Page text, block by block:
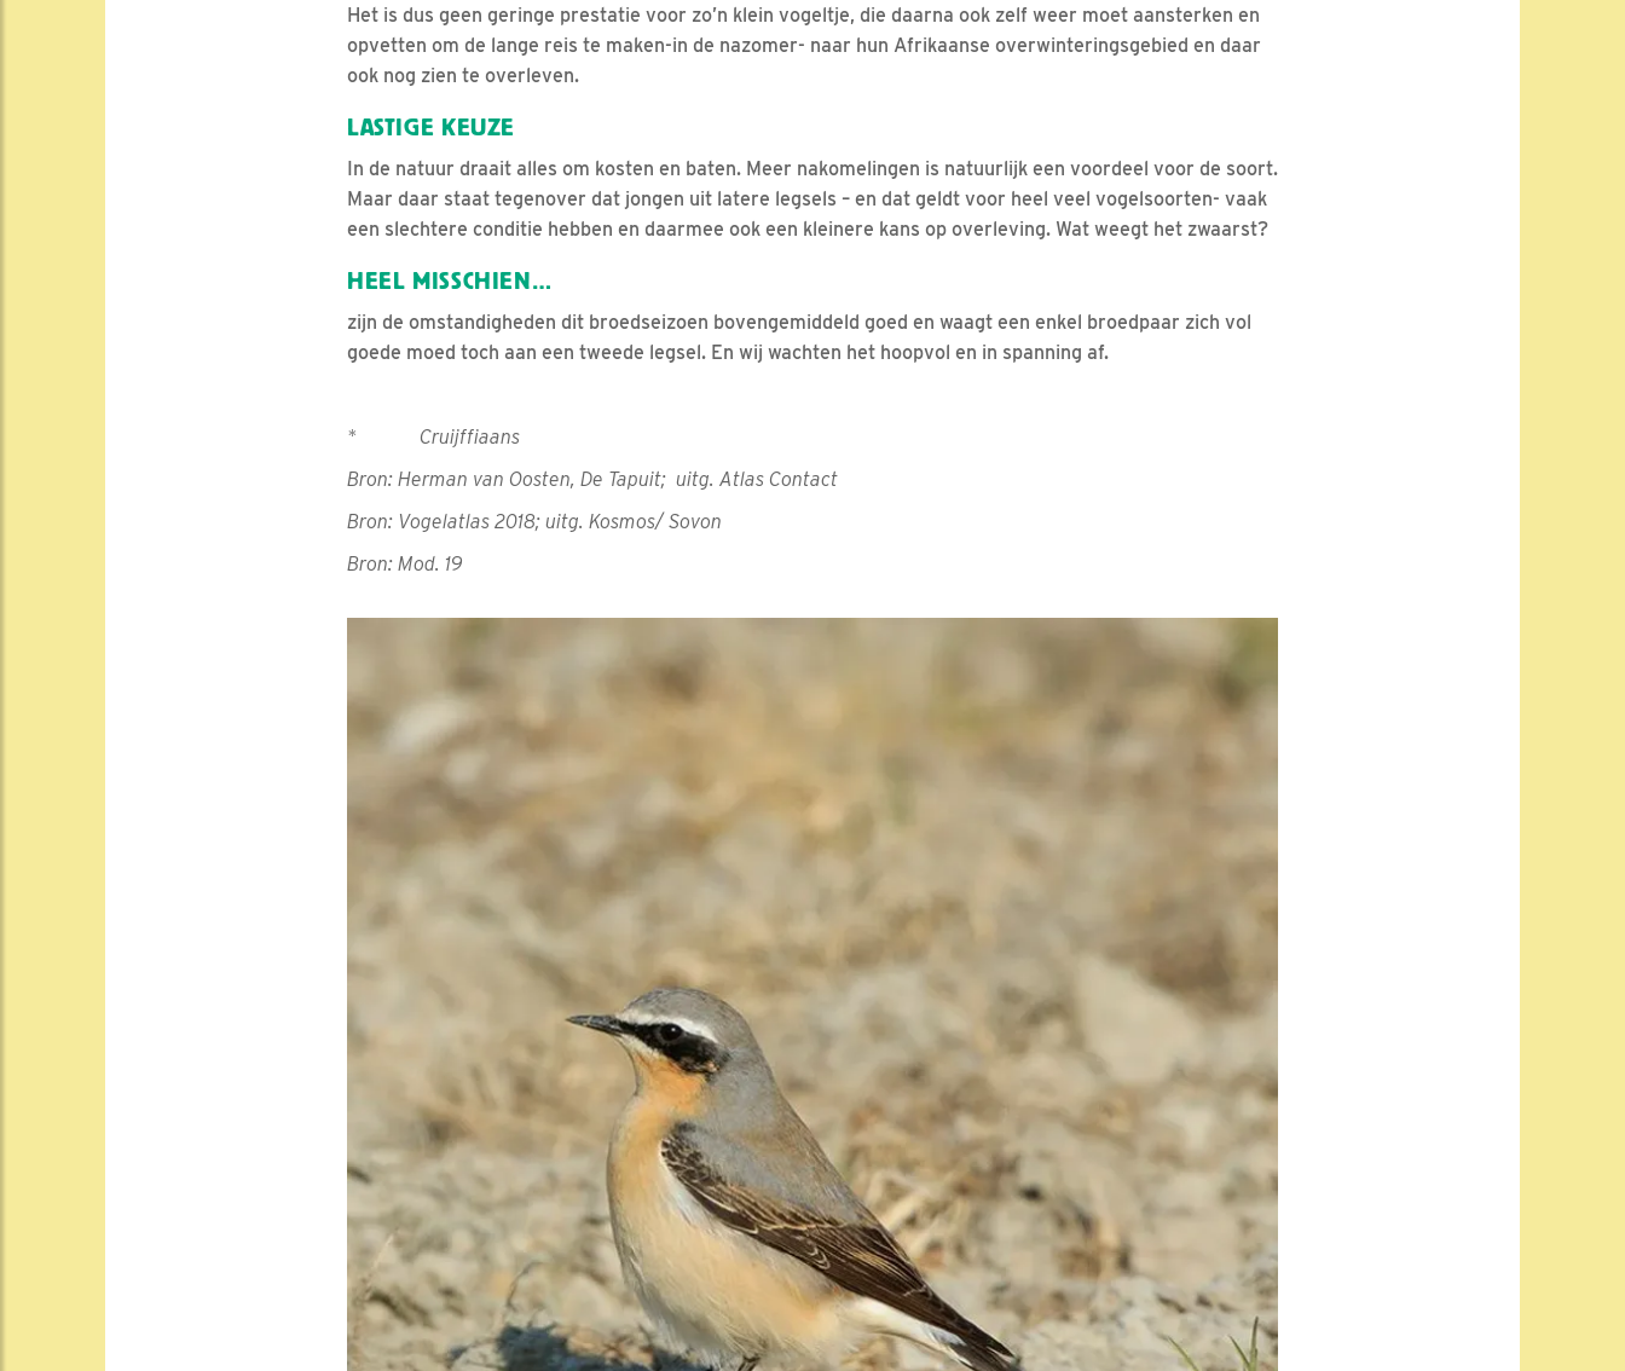
Het is dus geen geringe prestatie voor zo’n klein vogeltje, die daarna ook zelf weer moet aansterken en
opvetten om de lange reis te maken-in de nazomer- naar hun Afrikaanse overwinteringsgebied en daar
ook nog zien te overleven.
LASTIGE KEUZE
In de natuur draait alles om kosten en baten. Meer nakomelingen is natuurlijk een voordeel voor de soort.
Maar daar staat tegenover dat jongen uit latere legsels – en dat geldt voor heel veel vogelsoorten- vaak
een slechtere conditie hebben en daarmee ook een kleinere kans op overleving. Wat weegt het zwaarst?
HEEL MISSCHIEN…
zijn de omstandigheden dit broedseizoen bovengemiddeld goed en waagt een enkel broedpaar zich vol
goede moed toch aan een tweede legsel. En wij wachten het hoopvol en in spanning af.
* Cruijffiaans
Bron: Herman van Oosten, De Tapuit; uitg. Atlas Contact
Bron: Vogelatlas 2018; uitg. Kosmos/ Sovon
Bron: Mod. 19